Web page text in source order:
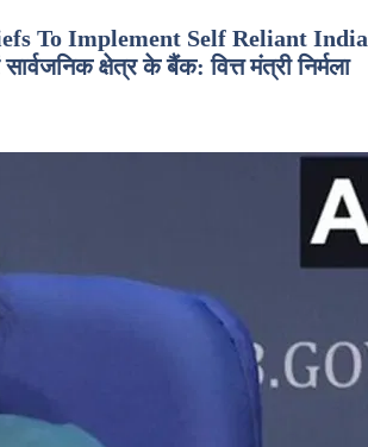
To Implement Self Reliant India
क्षेत्र के बैंक: वित्त मंत्री निर्मला